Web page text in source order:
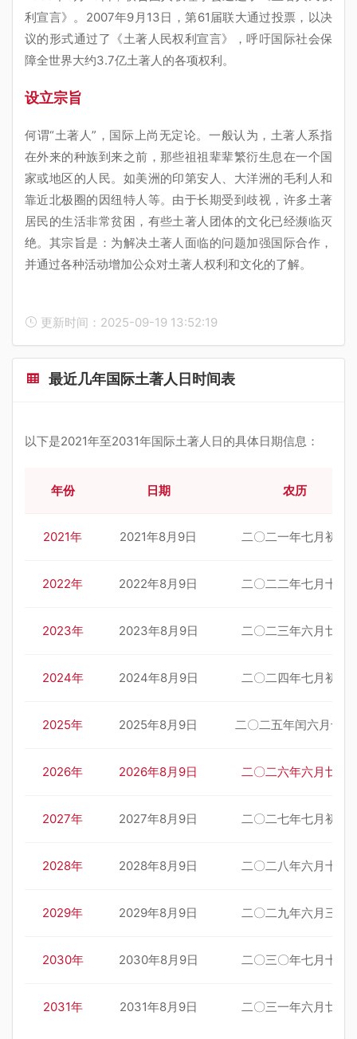
利宣言》。2007年9月13日，第61届联大通过投票，以决
议的形式通过了《土著人民权利宣言》，呼吁国际社会保
障全世界大约3.7亿土著人的各项权利。
设立宗旨
何谓“土著人”，国际上尚无定论。一般认为，土著人系指
在外来的种族到来之前，那些祖祖辈辈繁衍生息在一个国
家或地区的人民。如美洲的印第安人、大洋洲的毛利人和
靠近北极圈的因纽特人等。由于长期受到歧视，许多土著
居民的生活非常贫困，有些土著人团体的文化已经濒临灭
绝。其宗旨是：为解决土著人面临的问题加强国际合作，
并通过各种活动增加公众对土著人权利和文化的了解。
更新时间：2025-09-19 13:52:19
最近几年国际土著人日时间表
以下是2021年至2031年国际土著人日的具体日期信息：
年份 日期 农历
2021年 2021年8月9日 二〇二一年七月初二
2022年 2022年8月9日 二〇二二年七月十二
2023年 2023年8月9日 二〇二三年六月廿三
2024年 2024年8月9日 二〇二四年七月初六
2025年 2025年8月9日 二〇二五年闰六月十六
2026年 2026年8月9日 二〇二六年六月廿七
2027年 2027年8月9日 二〇二七年七月初八
2028年 2028年8月9日 二〇二八年六月十九
2029年 2029年8月9日 二〇二九年六月三十
2030年 2030年8月9日 二〇三〇年七月十一
2031年 2031年8月9日 二〇三一年六月廿二